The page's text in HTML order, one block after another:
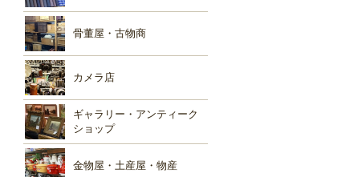
骨董屋・古物商
カメラ店
ギャラリー・アンティーク
ショップ
金物屋・土産屋・物産